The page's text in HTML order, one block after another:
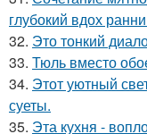
глубокий вдох
32. Это тонкий
33. Тюль вместо
34. Этот уютный
суеты.
35. Эта кухня -